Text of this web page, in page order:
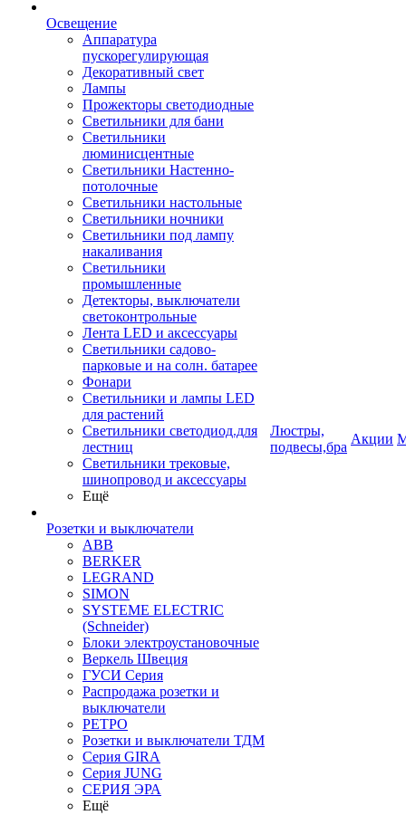
Освещение
Аппаратура
пускорегулирующая
Декоративный свет
Лампы
Прожекторы светодиодные
Светильники для бани
Светильники
люминисцентные
Светильники Настенно-
потолочные
Светильники настольные
Светильники ночники
Светильники под лампу
накаливания
Светильники
промышленные
Детекторы, выключатели
светоконтрольные
Лента LED и аксессуары
Светильники садово-
парковые и на солн. батарее
Фонари
Светильники и лампы LED
для растений
Светильники светодиод.для
лестниц
Светильники трековые,
шинопровод и аксессуары
Ещё
Розетки и выключатели
ABB
BERKER
LEGRAND
SIMON
SYSTEME ELECTRIC
(Schneider)
Блоки электроустановочные
Веркель Швеция
ГУСИ Серия
Распродажа розетки и
выключатели
РЕТРО
Розетки и выключатели ТДМ
Серия GIRA
Серия JUNG
СЕРИЯ ЭРА
Ещё
Люстры,
подвесы,бра
Акции